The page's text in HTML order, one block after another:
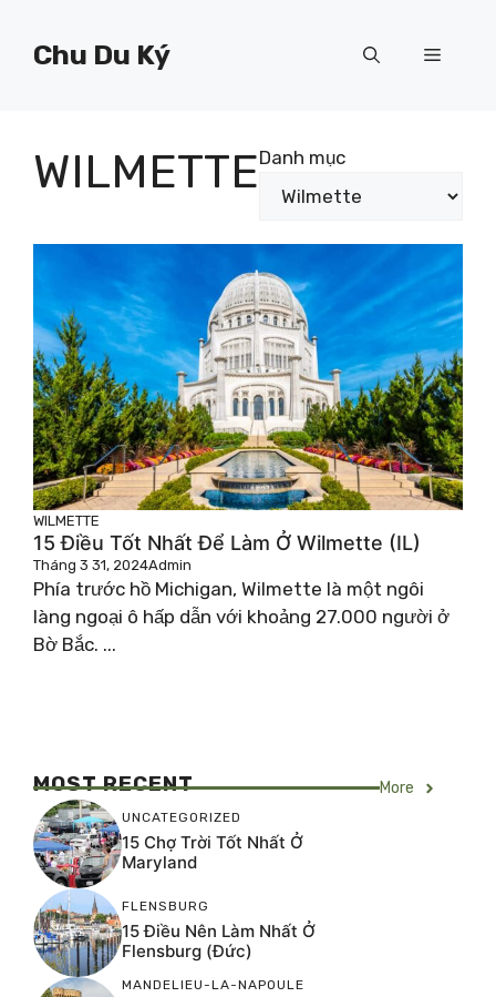
Chu Du Ký Menu
WILMETTEDanh mục
WILMETTE
15 Điều Tốt Nhất Để Làm Ở Wilmette (IL)
Tháng 3 31, 2024Admin
Phía trước hồ Michigan, Wilmette là một ngôi
làng ngoại ô hấp dẫn với khoảng 27.000 người ở
Bờ Bắc. ...
MOST RECENT More
UNCATEGORIZED
15 Chợ Trời Tốt Nhất Ở
Maryland
FLENSBURG
15 Điều Nên Làm Nhất Ở
Flensburg (Đức)
MANDELIEU-LA-NAPOULE